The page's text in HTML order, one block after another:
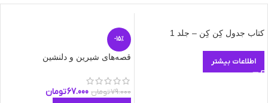
کتاب جدول کِن کِن – جلد 1
اطلاعات بیشتر
-15%
قصه‌های شیرین و دلنشین
79.000تومان 67.000تومان